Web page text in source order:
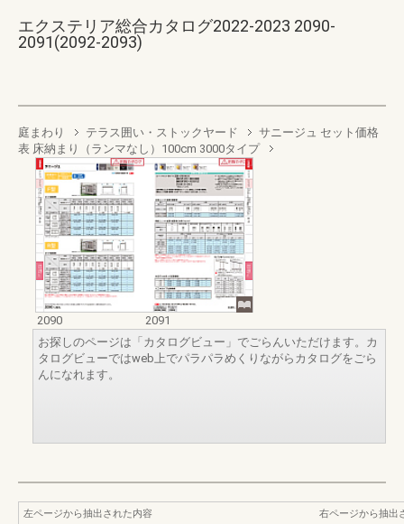
エクステリア総合カタログ2022-2023 2090-
2091(2092-2093)
庭まわり テラス囲い・ストックヤード
サニージュ セット価格
表 床納まり（ランマなし）100cm 3000タイプ
2090
2091
お探しのページは「カタログビュー」でごらんいただけます。カ
タログビューではweb上でパラパラめくりながらカタログをごら
んになれます。
左ページから抽出された内容
右ページから抽出